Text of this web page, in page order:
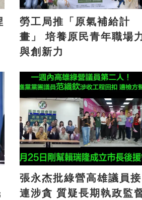
勞工局推「原氣補給計
畫」 培養原民青年職場力
與創新力
張永杰批綠營高雄議員接
連涉貪 質疑長期執政監督